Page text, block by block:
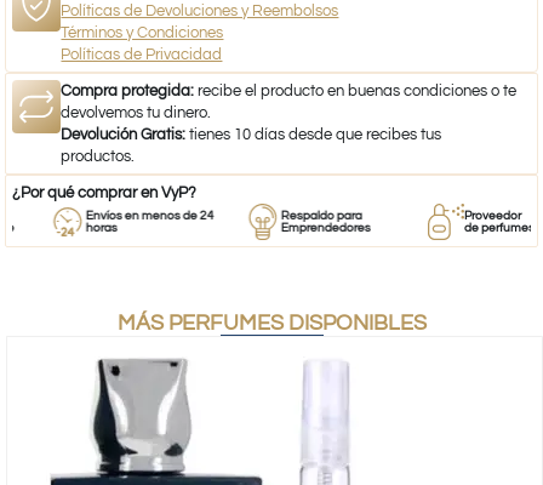
Políticas de Devoluciones y Reembolsos
Términos y Condiciones
Políticas de Privacidad
Compra protegida: recibe el producto en buenas condiciones o te
devolvemos tu dinero.
Devolución Gratis: tienes 10 días desde que recibes tus
productos.
¿Por qué comprar en VyP?
Envíos en menos de 24
horas
Respaldo para
Emprendedores
Proveedor
de perfumes
MÁS PERFUMES DISPONIBLES